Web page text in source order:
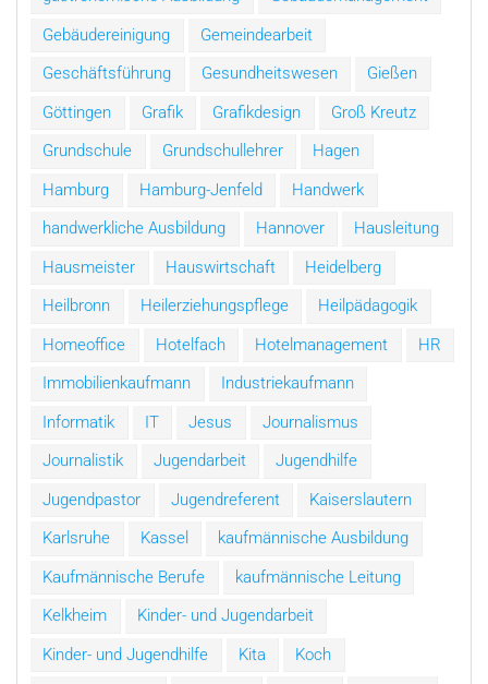
Gebäudereinigung
Gemeindearbeit
Geschäftsführung
Gesundheitswesen
Gießen
Göttingen
Grafik Grafikdesign
Groß Kreutz
Grundschule
Grundschullehrer
Hagen
Hamburg
Hamburg-Jenfeld
Handwerk
handwerkliche Ausbildung
Hannover
Hausleitung
Hausmeister
Hauswirtschaft
Heidelberg
Heilbronn
Heilerziehungspflege
Heilpädagogik
Homeoffice
Hotelfach Hotelmanagement
HR
Immobilienkaufmann
Industriekaufmann
Informatik
IT Jesus
Journalismus
Journalistik
Jugendarbeit
Jugendhilfe
Jugendpastor
Jugendreferent
Kaiserslautern
Karlsruhe
Kassel
kaufmännische Ausbildung
Kaufmännische Berufe
kaufmännische Leitung
Kelkheim
Kinder- und Jugendarbeit
Kinder- und Jugendhilfe
Kita
Koch